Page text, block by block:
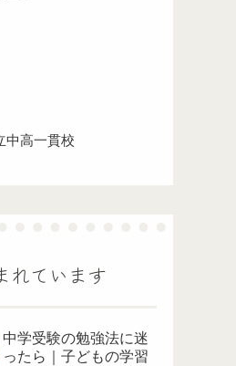
中高一貫校
れています
中学受験の勉強法に迷
ったら｜子どもの学習